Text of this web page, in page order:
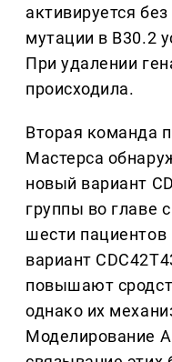
активируется
мутации в B30.2
При удалении
происходила.
Вторая команда
Мастерса
новый вариант
группы во главе
шести пациентов
вариант
повышают
однако их
Моделирование